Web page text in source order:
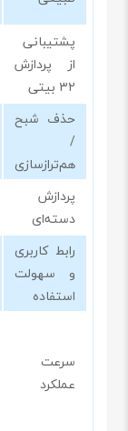
پشتیبانی
از پردازش
۳۲ بیتی
حذف شبح
/
هم‌ترازسازی
پردازش
دسته‌ای
رابط کاربری
و سهولت
استفاده
سرعت
عملکرد